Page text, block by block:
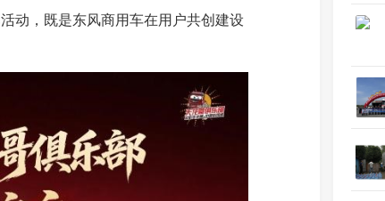
动，既是东风商用车在用户共创建设